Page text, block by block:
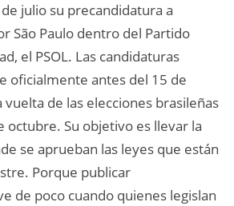
julio su precandidatura a
São Paulo dentro del Partido
el PSOL. Las candidaturas
oficialmente antes del 15 de
de las elecciones brasileñas
octubre. Su objetivo es llevar la
se aprueban las leyes que están
Porque publicar
de poco cuando quienes legislan